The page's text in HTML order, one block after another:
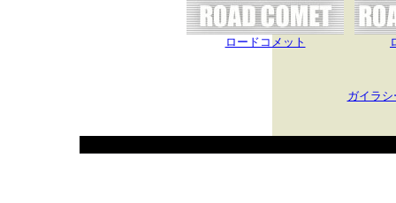
ロードコメット
ガイラ